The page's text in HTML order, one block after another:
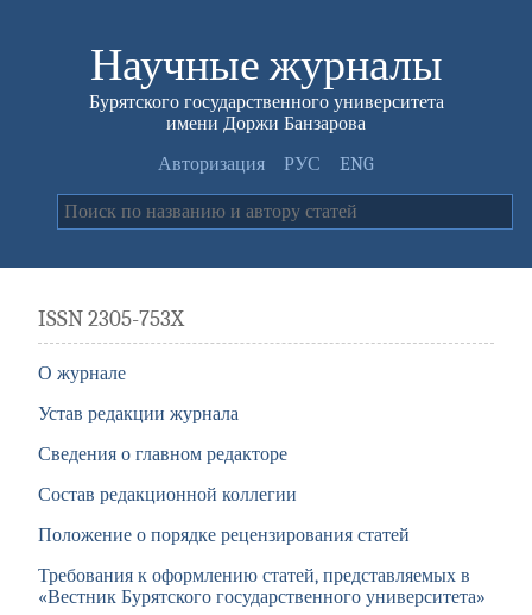
Научные журналы
Бурятского государственного университета
имени Доржи Банзарова
Авторизация
РУС ENG
ISSN 2305-753X
О журнале
Устав редакции журнала
Сведения о главном редакторе
Состав редакционной коллегии
Положение о порядке рецензирования статей
Требования к оформлению статей, представляемых в
«Вестник Бурятского государственного университета»